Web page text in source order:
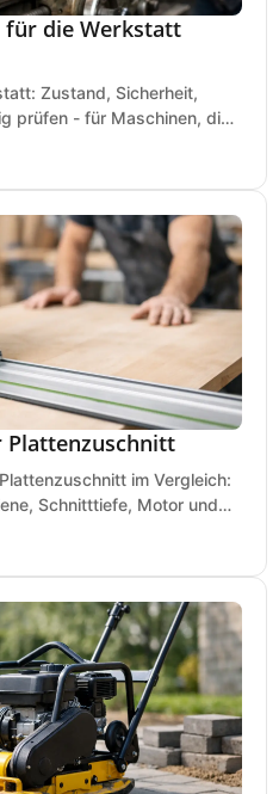
für die Werkstatt
Zustand, Sicherheit,
prüfen - für Maschinen, die
Plattenzuschnitt
im Vergleich:
Schnitttiefe, Motor und